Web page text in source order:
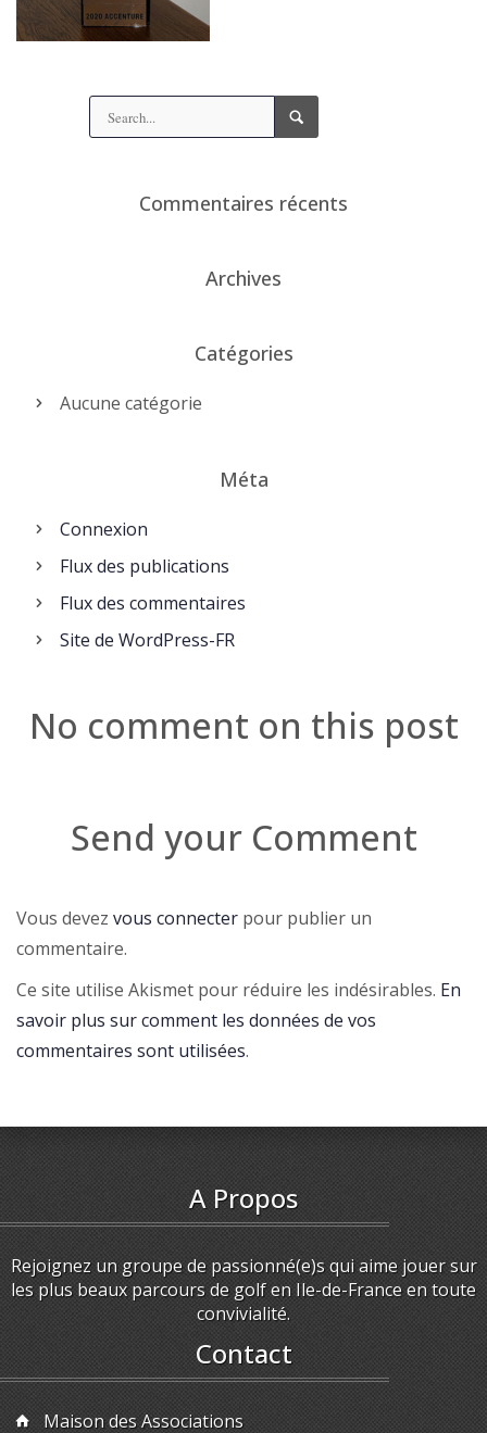
Commentaires récents
Archives
Catégories
Aucune catégorie
Méta
Connexion
Flux des publications
Flux des commentaires
Site de WordPress-FR
No comment on this post
Send your Comment
Vous devez vous connecter pour publier un
commentaire.
Ce site utilise Akismet pour réduire les indésirables. En
savoir plus sur comment les données de vos
commentaires sont utilisées.
A Propos
Rejoignez un groupe de passionné(e)s qui aime jouer sur
les plus beaux parcours de golf en Ile-de-France en toute
convivialité.
Contact
Maison des Associations